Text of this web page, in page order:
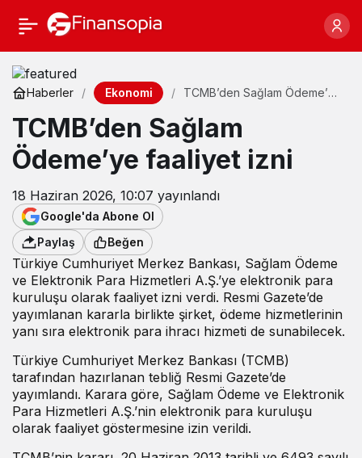
Haberler Ekonomi
TCMB’den Sağlam Ödeme’ye
TCMB’den Sağlam
Ödeme’ye faaliyet izni
18 Haziran 2026, 10:07 yayınlandı
Google'da Abone Ol
Paylaş
Beğen
Türkiye Cumhuriyet Merkez Bankası, Sağlam Ödeme
ve Elektronik Para Hizmetleri A.Ş.’ye elektronik para
kuruluşu olarak faaliyet izni verdi. Resmi Gazete’de
yayımlanan kararla birlikte şirket, ödeme hizmetlerinin
yanı sıra elektronik para ihracı hizmeti de sunabilecek.
Türkiye Cumhuriyet Merkez Bankası (TCMB)
tarafından hazırlanan tebliğ Resmi Gazete’de
yayımlandı. Karara göre, Sağlam Ödeme ve Elektronik
Para Hizmetleri A.Ş.’nin elektronik para kuruluşu
olarak faaliyet göstermesine izin verildi.